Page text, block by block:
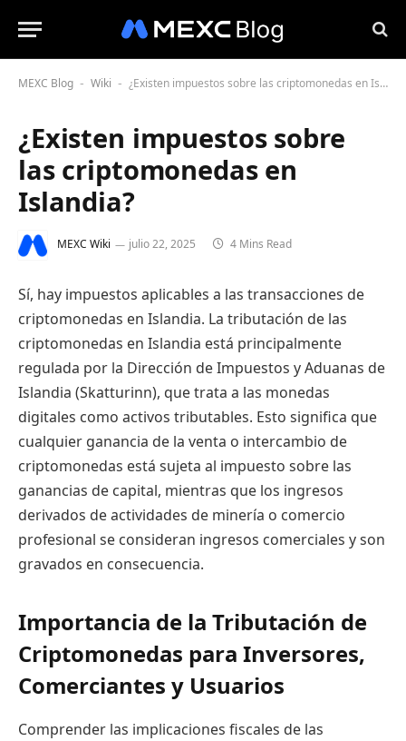
MEXC Blog - Wiki - ¿Existen impuestos sobre las criptomonedas en Islandia?
¿Existen impuestos sobre
las criptomonedas en
Islandia?
MEXC Wiki julio 22, 2025 4 Mins Read
Sí, hay impuestos aplicables a las transacciones de
criptomonedas en Islandia. La tributación de las
criptomonedas en Islandia está principalmente
regulada por la Dirección de Impuestos y Aduanas de
Islandia (Skatturinn), que trata a las monedas
digitales como activos tributables. Esto significa que
cualquier ganancia de la venta o intercambio de
criptomonedas está sujeta al impuesto sobre las
ganancias de capital, mientras que los ingresos
derivados de actividades de minería o comercio
profesional se consideran ingresos comerciales y son
gravados en consecuencia.
Importancia de la Tributación de
Criptomonedas para Inversores,
Comerciantes y Usuarios
Comprender las implicaciones fiscales de las